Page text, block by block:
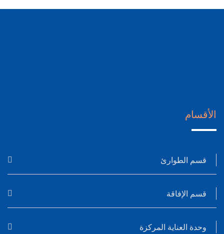
الأقسام
قسم الطوارئ
قسم الإفاقة
وحدة العناية المركزة